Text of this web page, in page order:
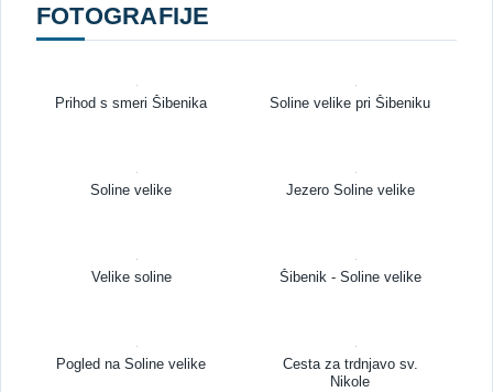
FOTOGRAFIJE
Prihod s smeri Šibenika Soline velike pri Šibeniku
Soline velike Jezero Soline velike
Velike soline Šibenik - Soline velike
Pogled na Soline velike
Cesta za trdnjavo sv.
Nikole